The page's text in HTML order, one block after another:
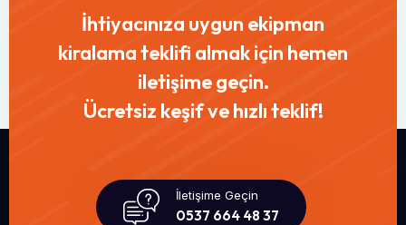
İhtiyacınıza uygun ekipman
kiralama teklifi almak için hemen
iletişime geçin.
Ücretsiz keşif ve hızlı teklif!
0537 664 48 37
İletişime Geçin